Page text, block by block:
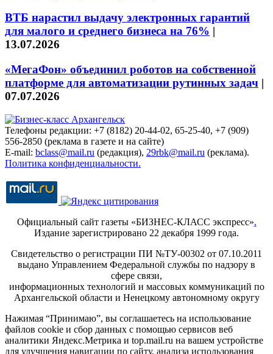
ВТБ нарастил выдачу электронных гарантий
для малого и среднего бизнеса на 76% |
13.07.2026
«МегаФон» объединил роботов на собственной
платформе для автоматизации рутинных задач |
07.07.2026
Телефоны редакции: +7 (8182) 20-44-02, 65-25-40, +7 (909)
556-2850 (реклама в газете и на сайте)
E-mail: bclass@mail.ru (редакция), 29rbk@mail.ru (реклама).
Политика конфиденциальности.
Официальный сайт газеты «БИЗНЕС-КЛАСС экспресс».
Издание зарегистрировано 22 декабря 1999 года.
Свидетельство о регистрации ПИ №ТУ-00302 от 07.10.2011
выдано Управлением Федеральной службы по надзору в
сфере связи,
информационных технологий и массовых коммуникаций по
Архангельской области и Ненецкому автономному округу
Нажимая “Принимаю”, вы соглашаетесь на использование
файлов cookie и сбор данных с помощью сервисов веб
аналитики Яндекс.Метрика и top.mail.ru на вашем устройстве
для улучшения навигации по сайту, анализа использования